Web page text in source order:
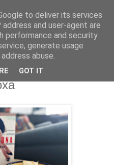
inspiracje, konkursy.
to deliver its services
and user-agent are
performance and security
generate usage
abuse.
GOT IT